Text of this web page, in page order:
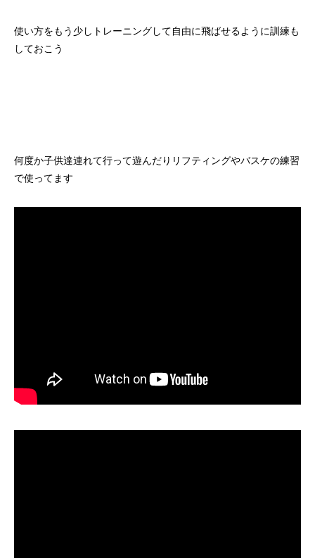
使い方をもう少しトレーニングして自由に飛ばせるように訓練も
しておこう
何度か子供達連れて行って遊んだりリフティングやバスケの練習
で使ってます